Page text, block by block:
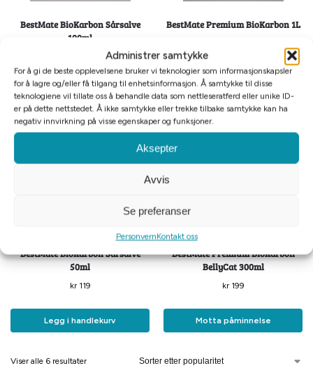
Administrer samtykke
For å gi de beste opplevelsene bruker vi teknologier som informasjonskapsler
for å lagre og/eller få tilgang til enhetsinformasjon. Å samtykke til disse
teknologiene vil tillate oss å behandle data som nettleseratferd eller unike ID-
er på dette nettstedet. Å ikke samtykke eller trekke tilbake samtykke kan ha
negativ innvirkning på visse egenskaper og funksjoner.
Aksepter
Avvis
Se preferanser
PersonvernKontakt oss
BestMate BioKarbon Sårsalve
100ml
Legg i handlekurv
BestMate Premium BioKarbon 1L
Legg i handlekurv
BestMate BioKarbon Sårsalve
50ml
kr119
Legg i handlekurv
BestMate Premium BioKarbon
BellyCat 300ml
kr199
Motta påminnelse
Viser alle 6 resultater